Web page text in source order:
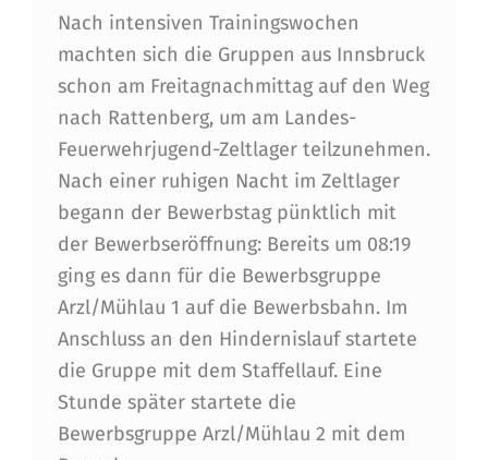
P
P
E
A
R
Z
L
/
M
Ü
H
Nach intensiven Trainingswochen
machten sich die Gruppen aus Innsbruck
schon am Freitagnachmittag auf den Weg
nach Rattenberg, um am Landes-
Feuerwehrjugend-Zeltlager teilzunehmen.
Nach einer ruhigen Nacht im Zeltlager
begann der Bewerbstag pünktlich mit
der Bewerbseröffnung: Bereits um 08:19
ging es dann für die Bewerbsgruppe
Arzl/Mühlau 1 auf die Bewerbsbahn. Im
Anschluss an den Hindernislauf startete
die Gruppe mit dem Staffellauf. Eine
Stunde später startete die
Bewerbsgruppe Arzl/Mühlau 2 mit dem